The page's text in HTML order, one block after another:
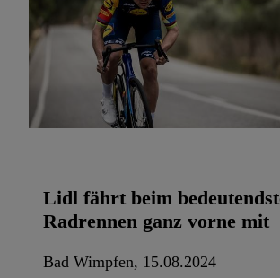
Lidl fährt beim
Radrennen ganz vorne mit
Bad Wimpfen, 15.08.2024